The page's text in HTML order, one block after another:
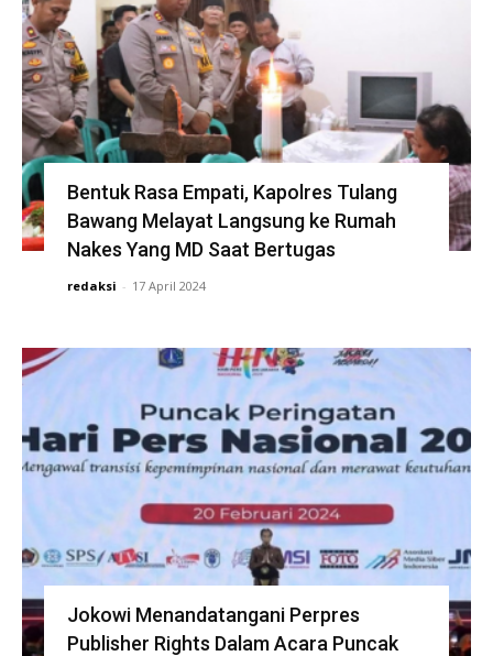
Bentuk Rasa Empati, Kapolres Tulang
Bawang Melayat Langsung ke Rumah
Nakes Yang MD Saat Bertugas
redaksi - 17 April 2024
Jokowi Menandatangani Perpres
Publisher Rights Dalam Acara Puncak